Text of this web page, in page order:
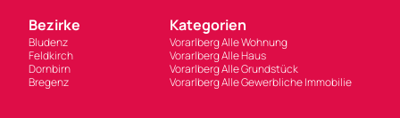
Bezirke
Bludenz
Feldkirch
Dornbirn
Bregenz
Kategorien
Vorarlberg Alle Wohnung
Vorarlberg Alle Haus
Vorarlberg Alle Grundstück
Vorarlberg Alle Gewerbliche Immobilie